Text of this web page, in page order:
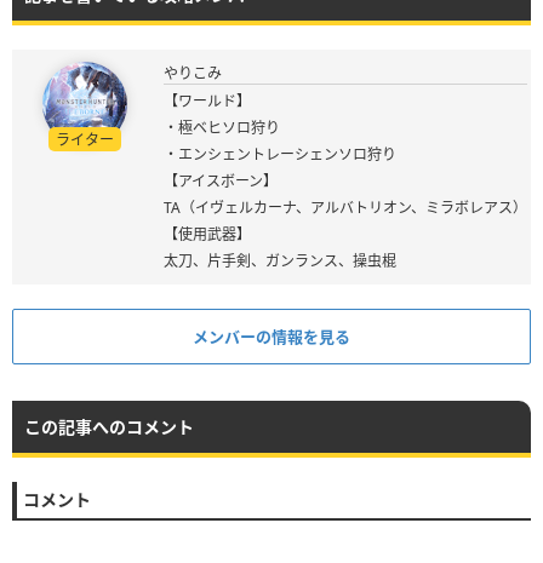
ライター
やりこみ
【ワールド】
・極ベヒソロ狩り
・エンシェントレーシェンソロ狩り
【アイスボーン】
TA（イヴェルカーナ、アルバトリオン、ミラボレアス）
【使用武器】
太刀、片手剣、ガンランス、操虫棍
メンバーの情報を見る
この記事へのコメント
コメント